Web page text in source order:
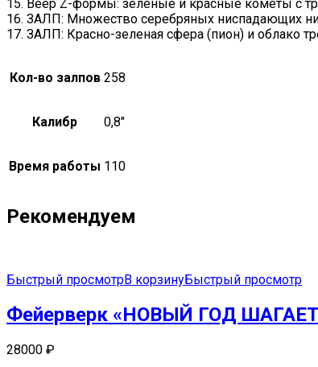
15. Веер Z-формы: зеленые и красные кометы с
16. ЗАЛП: Множество серебряных ниспадающих
17. ЗАЛП: Красно-зеленая сфера (пион) и облако
Кол-во залпов 258
Калибр 0,8"
Время работы 110
Рекомендуем
Быстрый просмотрВ корзинуБыстрый просмотр
Фейерверк «НОВЫЙ ГОД
28000 ₽